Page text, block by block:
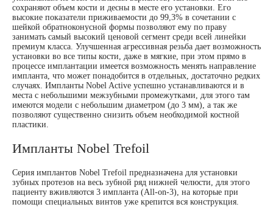
сохраняют объем кости и десны в месте его установки. Его
высокие показатели приживаемости до 99,3% в сочетании с
шейкой обратноконусной формы позволяют ему по праву
занимать самый высокий ценовой сегмент среди всей линейки
премиум класса. Улучшенная агрессивная резьба дает возможность
установки во все типы кости, даже в мягкие, при этом прямо в
процессе имплантации имеется возможность менять направление
импланта, что может понадобится в отдельных, достаточно редких
случаях. Импланты Nobel Active успешно устанавливаются и в
места с небольшими межзубными промежутками, для этого там
имеются модели с небольшим диаметром (до 3 мм), а так же
позволяют существенно снизить объем необходимой костной
пластики.
Импланты Nobel Trefoil
Серия имплантов Nobel Trefoil предназначена для установки
зубных протезов на весь зубной ряд нижней челюсти, для этого
пациенту вживляются 3 импланта (All-on-3), на которые при
помощи специальных винтов уже крепится вся конструкция.